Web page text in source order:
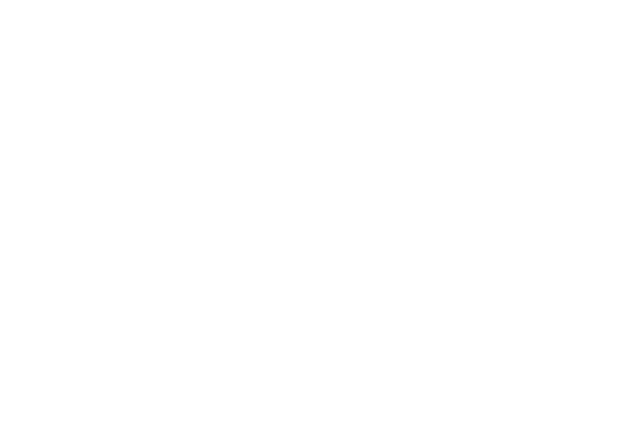
podmienkou je aspoň malá konzumácia v miestnom pool bare